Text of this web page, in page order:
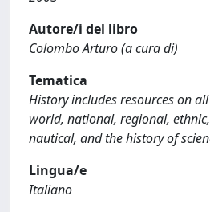
Autore/i del libro
Colombo Arturo (a cura di)
Tematica
History includes resources on
world, national, regional,
nautical, and the history of
Lingua/e
Italiano